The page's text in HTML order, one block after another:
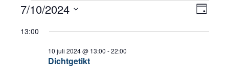
Evenementen
in
Dag
7/10/2024
een
13:00
Dichtgetikt
10 juli 2024 @ 13:00 -22:00